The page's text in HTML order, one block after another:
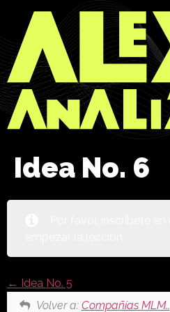
Idea No. 6
Idea No. 5
Volver a: Compañías MLM..